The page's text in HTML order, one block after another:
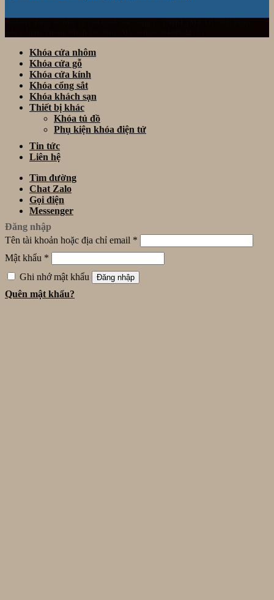
Khóa cửa nhôm
Khóa cửa gỗ
Khóa cửa kính
Khóa cổng sắt
Khóa khách sạn
Thiết bị khác
Khóa tủ đồ
Phụ kiện khóa điện tử
Tin tức
Liên hệ
Tìm đường
Chat Zalo
Gọi điện
Messenger
Đăng nhập
Tên tài khoản hoặc địa chỉ email *
Mật khẩu *
Ghi nhớ mật khẩu
Đăng nhập
Quên mật khẩu?